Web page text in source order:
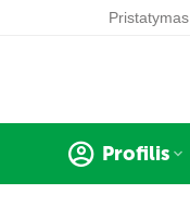
Pristatymas
Profilis